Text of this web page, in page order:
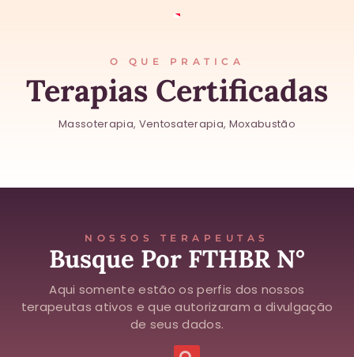
O QUE PRATICA
Terapias Certificadas
Massoterapia, Ventosaterapia, Moxabustão
NOSSOS TERAPEUTAS
Busque Por FTHBR N°
Aqui somente estão os perfis dos nossos
terapeutas ativos e que autorizaram a divulgação
de seus dados.